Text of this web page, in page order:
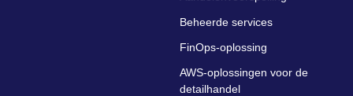
Beheerde services
FinOps-oplossing
AWS-oplossingen voor de
detailhandel